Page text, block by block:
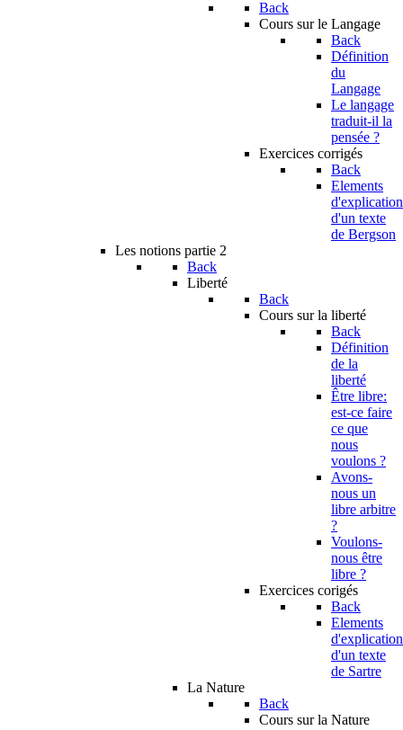
Back
Cours sur le Langage
Back
Définition
du
Langage
Le langage
traduit-il la
pensée ?
Exercices corrigés
Back
Elements
d'explication
d'un texte
de Bergson
Les notions partie 2
Back
Liberté
Back
Cours sur la liberté
Back
Définition
de la
liberté
Être libre:
est-ce faire
ce que
nous
voulons ?
Avons-
nous un
libre arbitre
?
Voulons-
nous être
libre ?
Exercices corigés
Back
Elements
d'explication
d'un texte
de Sartre
La Nature
Back
Cours sur la Nature